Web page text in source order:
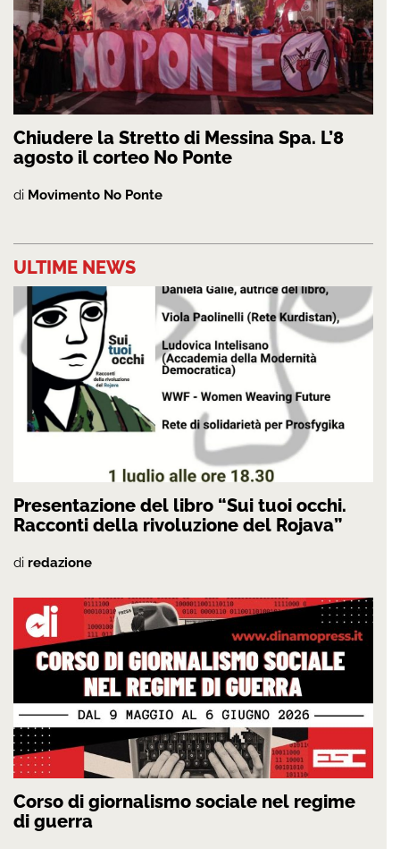
Chiudere la Stretto di Messina Spa. L’8
agosto il corteo No Ponte
di Movimento No Ponte
ULTIME NEWS
Presentazione del libro “Sui tuoi occhi.
Racconti della rivoluzione del Rojava”
di redazione
Corso di giornalismo sociale nel regime
di guerra